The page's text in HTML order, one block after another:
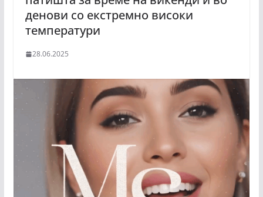
денови со екстремно високи
температури
28.06.2025